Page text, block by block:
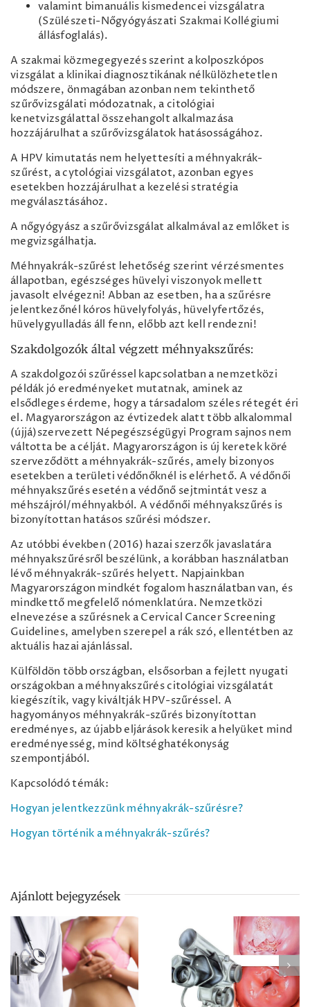
valamint bimanuális kismedencei vizsgálatra
(Szülészeti-Nőgyógyászati Szakmai Kollégiumi
állásfoglalás).
A szakmai közmegegyezés szerint a kolposzkópos
vizsgálat a klinikai diagnosztikának nélkülözhetetlen
módszere, önmagában azonban nem tekinthető
szűrővizsgálati módozatnak, a citológiai
kenetvizsgálattal összehangolt alkalmazása
hozzájárulhat a szűrővizsgálatok hatásosságához.
A HPV kimutatás nem helyettesíti a méhnyakrák-
szűrést, a cytológiai vizsgálatot, azonban egyes
esetekben hozzájárulhat a kezelési stratégia
megválasztásához.
A nőgyógyász a szűrővizsgálat alkalmával az emlőket is
megvizsgálhatja.
Méhnyakrák-szűrést lehetőség szerint vérzésmentes
állapotban, egészséges hüvelyi viszonyok mellett
javasolt elvégezni! Abban az esetben, ha a szűrésre
jelentkezőnél kóros hüvelyfolyás, hüvelyfertőzés,
hüvelygyulladás áll fenn, előbb azt kell rendezni!
Szakdolgozók által végzett méhnyakszűrés:
A szakdolgozói szűréssel kapcsolatban a nemzetközi
példák jó eredményeket mutatnak, aminek az
elsődleges érdeme, hogy a társadalom széles rétegét éri
el. Magyarországon az évtizedek alatt több alkalommal
(újjá)szervezett Népegészségügyi Program sajnos nem
váltotta be a célját. Magyarországon is új keretek köré
szerveződött a méhnyakrák-szűrés, amely bizonyos
esetekben a területi védőnőknél is elérhető. A védőnői
méhnyakszűrés esetén a védőnő sejtmintát vesz a
méhszájról/méhnyakból. A védőnői méhnyakszűrés is
bizonyítottan hatásos szűrési módszer.
Az utóbbi években (2016) hazai szerzők javaslatára
méhnyakszűrésről beszélünk, a korábban használatban
lévő méhnyakrák-szűrés helyett. Napjainkban
Magyarországon mindkét fogalom használatban van, és
mindkettő megfelelő nómenklatúra. Nemzetközi
elnevezése a szűrésnek a Cervical Cancer Screening
Guidelines, amelyben szerepel a rák szó, ellentétben az
aktuális hazai ajánlással.
Külföldön több országban, elsősorban a fejlett nyugati
országokban a méhnyakszűrés citológiai vizsgálatát
kiegészítik, vagy kiváltják HPV-szűréssel. A
hagyományos méhnyakrák-szűrés bizonyítottan
eredményes, az újabb eljárások keresik a helyüket mind
eredményesség, mind költséghatékonyság
szempontjából.
Kapcsolódó témák:
Hogyan jelentkezzünk méhnyakrák-szűrésre?
Hogyan történik a méhnyakrák-szűrés?
Ajánlott bejegyzések
Emlőszűrés |
Mammográfia
Kolposzkópos
lelet értékelése